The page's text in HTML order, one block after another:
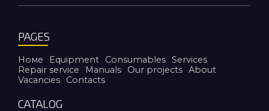
PAGES
Номе Equipment Consumables Services
Repair service
Manuals Our projects About
Vacancies
Contacts
CATALOG